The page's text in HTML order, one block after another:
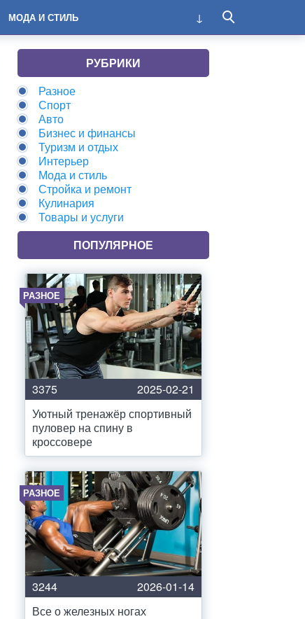
МОДА И СТИЛЬ
РУБРИКИ
Разное
Спорт
Авто
Бизнес и финансы
Туризм и отдых
Интерьер
Мода и стиль
Стройка и ремонт
Кулинария
Товары и услуги
ПОПУЛЯРНОЕ
РАЗНОЕ
3375
2025-02-21
Уютный тренажёр спортивный
пуловер на спину в
кроссовере
РАЗНОЕ
3244
2026-01-14
Все о железных ногах